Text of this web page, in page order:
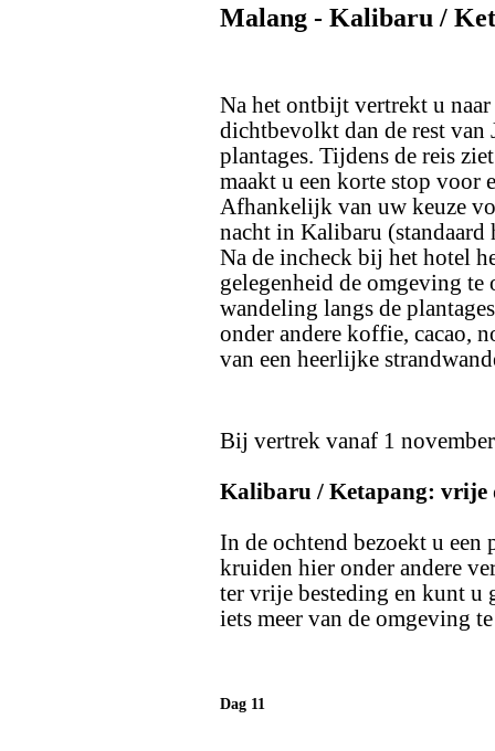
Malang - Kalibaru /
Na het ontbijt vertrekt u
dichtbevolkt dan de rest van
plantages. Tijdens de reis
maakt u een korte stop voor
Afhankelijk van uw keuze
nacht in Kalibaru
Na de incheck bij het hotel
gelegenheid de omgeving
wandeling langs de
onder andere koffie, cacao,
van een heerlijke
Bij vertrek vanaf 1
Kalibaru / Ketapang: vrije
In de ochtend bezoekt u een
kruiden hier onder andere
ter vrije besteding en kunt u
iets meer van de omgeving
Dag 11